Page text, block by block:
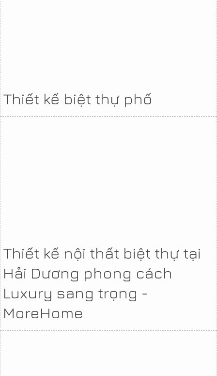
Thiết kế biệt thự phố
Thiết kế nội thất biệt thự tại
Hải Dương phong cách
Luxury sang trọng -
MoreHome